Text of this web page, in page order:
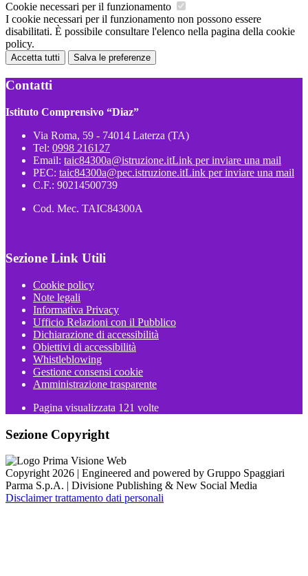
Cookie necessari per il funzionamento
I cookie necessari per il funzionamento non possono essere
disabilitati. È possibile consultare l'elenco nella pagina della cookie
policy.
Accetta tutti Salva le preferenze
Contatti
Istituto Comprensivo “Diaz”
Via Roma, 59 - 74014 Laterza (TA)
Tel: 0998 216127
Email: taic84300a@istruzione.itLink per inviare una mail
PEC: taic84300a@pec.istruzione.itLink per inviare una mail
C.F.: 90214500739
Cod. Mec. TAIC84300A
Sezione Link Utili
Cookie policy
Note legali
Informativa Privacy
Ufficio Relazioni con il Pubblico
Dichiarazione di accessibilità
Obiettivi di accessibilità
Whistleblowing
Gestione consensi cookie
Amministrazione trasparente
Pagina visualizzata 121 volte
Sezione Copyright
Copyright 2026 | Engineered and powered by Gruppo Spaggiari
Parma S.p.A. | Divisione Publishing & New Social Media
Disclaimer trattamento dati personali